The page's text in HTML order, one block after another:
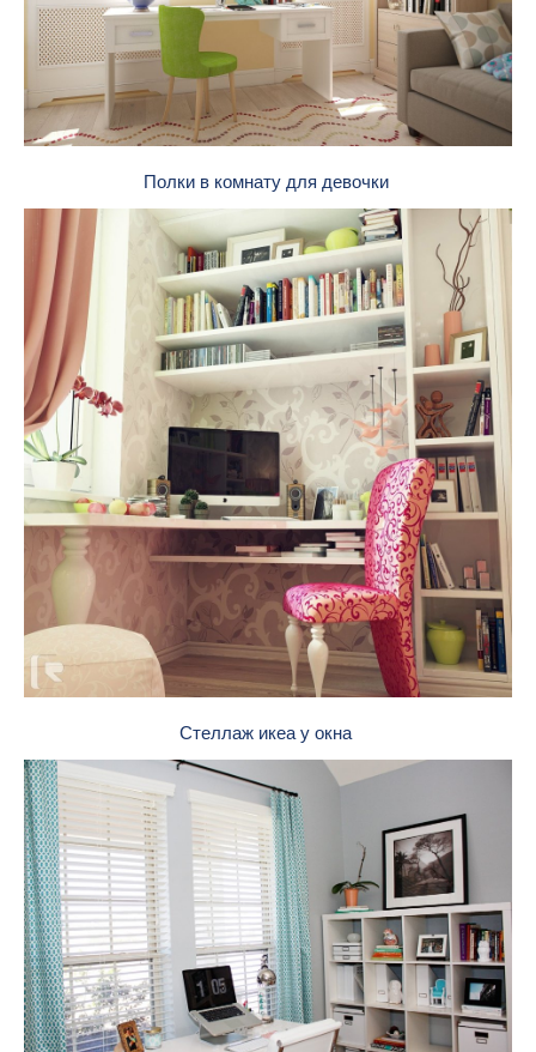
Полки в комнату для девочки
Стеллаж икеа у окна